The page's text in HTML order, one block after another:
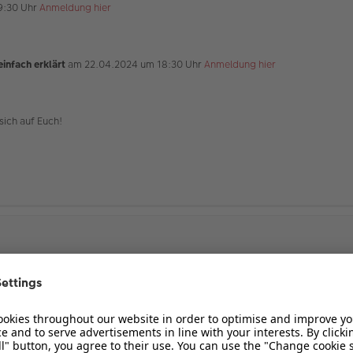
Uhr Anmeldung hier
erklärt am 22.04.2024 um 18:30 Uhr Anmeldung hier
auf Euch!
Thorsten und Andreas bekommen: